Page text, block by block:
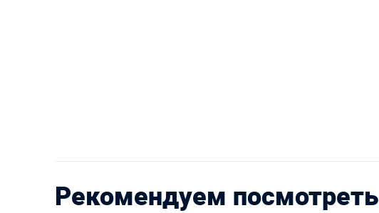
Рекомендуем посмотреть